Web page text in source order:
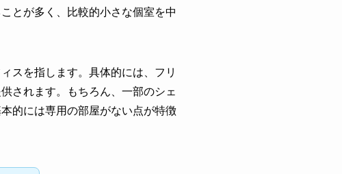
とが多く、比較的小さな個室を中
スを指します。具体的には、フリ
されます。もちろん、一部のシェ
的には専用の部屋がない点が特徴